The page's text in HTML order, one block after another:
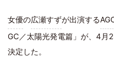
女優の広瀬すずが出演する
GC／太陽光発電篇」が、4月
決定した。